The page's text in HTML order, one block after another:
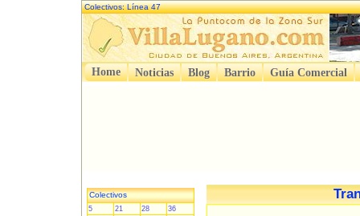
Colectivos: Línea 47
Home Noticias Blog Barrio Guía Comercial
Colectivos
5 21 28
36